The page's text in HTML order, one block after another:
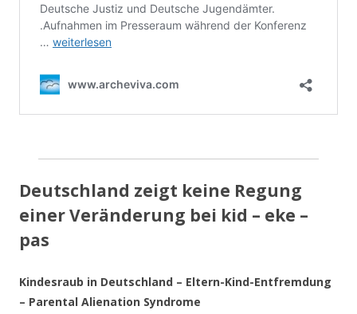
Deutschland zeigt keine Regung
einer Veränderung bei kid – eke –
pas
Kindesraub in Deutschland – Eltern-Kind-Entfremdung
– Parental Alienation Syndrome